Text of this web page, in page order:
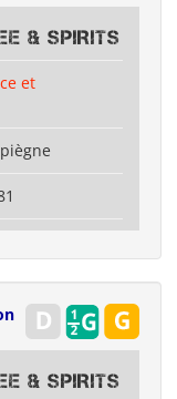
& SPIRITS
et
& SPIRITS